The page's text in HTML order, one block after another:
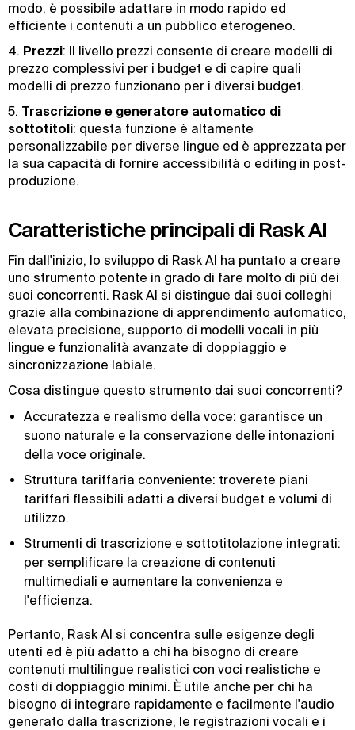
modo, è possibile adattare in modo rapido ed
efficiente i contenuti a un pubblico eterogeneo.
4. Prezzi: Il livello prezzi consente di creare modelli di
prezzo complessivi per i budget e di capire quali
modelli di prezzo funzionano per i diversi budget.
5. Trascrizione e generatore automatico di
sottotitoli: questa funzione è altamente
personalizzabile per diverse lingue ed è apprezzata per
la sua capacità di fornire accessibilità o editing in post-
produzione.
Caratteristiche principali di Rask AI
Fin dall'inizio, lo sviluppo di Rask AI ha puntato a creare
uno strumento potente in grado di fare molto di più dei
suoi concorrenti. Rask AI si distingue dai suoi colleghi
grazie alla combinazione di apprendimento automatico,
elevata precisione, supporto di modelli vocali in più
lingue e funzionalità avanzate di doppiaggio e
sincronizzazione labiale.
Cosa distingue questo strumento dai suoi concorrenti?
Accuratezza e realismo della voce: garantisce un
suono naturale e la conservazione delle intonazioni
della voce originale.
Struttura tariffaria conveniente: troverete piani
tariffari flessibili adatti a diversi budget e volumi di
utilizzo.
Strumenti di trascrizione e sottotitolazione integrati:
per semplificare la creazione di contenuti
multimediali e aumentare la convenienza e
l'efficienza.
Pertanto, Rask AI si concentra sulle esigenze degli
utenti ed è più adatto a chi ha bisogno di creare
contenuti multilingue realistici con voci realistiche e
costi di doppiaggio minimi. È utile anche per chi ha
bisogno di integrare rapidamente e facilmente l'audio
generato dalla trascrizione, le registrazioni vocali e i